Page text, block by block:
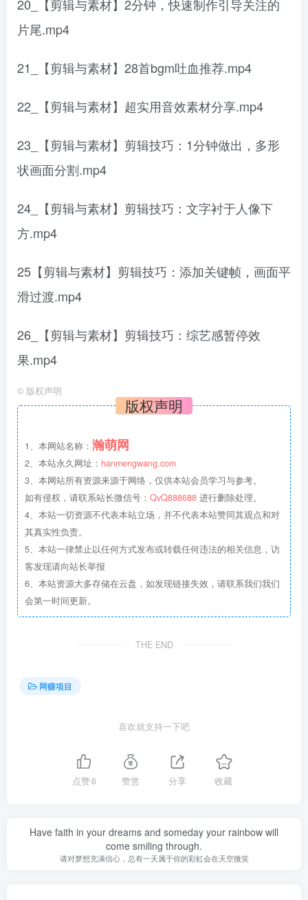
20_【剪辑与素材】2分钟，快速制作引导关注的
片尾.mp4
21_【剪辑与素材】28首bgm吐血推荐.mp4
22_【剪辑与素材】超实用音效素材分享.mp4
23_【剪辑与素材】剪辑技巧：1分钟做出，多形
状画面分割.mp4
24_【剪辑与素材】剪辑技巧：文字衬于人像下
方.mp4
25【剪辑与素材】剪辑技巧：添加关键帧，画面平
滑过渡.mp4
26_【剪辑与素材】剪辑技巧：综艺感暂停效
果.mp4
© 版权声明
版权声明
1、本网站名称： 瀚萌网
2、本站永久网址： hanmengwang.com
3、本网站所有资源来源于网络，仅供本站会员学习与参考。
如有侵权，请联系站长微信号： QvQ888688 进行删除处理。
4、本站一切资源不代表本站立场，并不代表本站赞同其观点和对
其真实性负责。
5、本站一律禁止以任何方式发布或转载任何违法的相关信息，访
客发现请向站长举报
6、本站资源大多存储在云盘，如发现链接失效，请联系我们我们
会第一时间更新。
THE END
网赚项目
喜欢就支持一下吧
点赞6 赞赏 分享 收藏
Have faith in your dreams and someday your rainbow will
come smiling through.
请对梦想充满信心，总有一天属于你的彩虹会在天空微笑